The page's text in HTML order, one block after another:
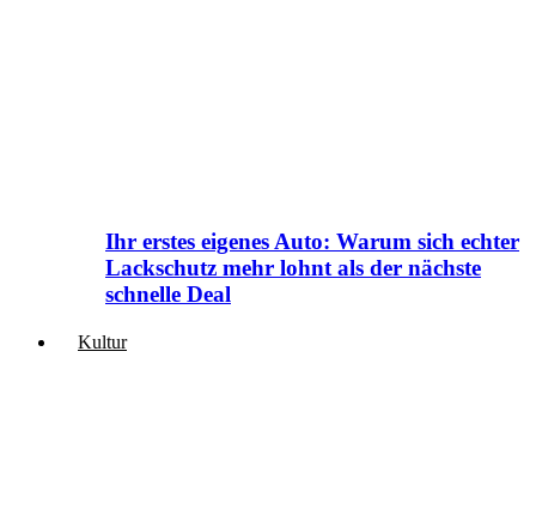
Ihr erstes eigenes Auto: Warum sich echter
Lackschutz mehr lohnt als der nächste
schnelle Deal
Kultur